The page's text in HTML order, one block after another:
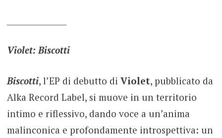
Violet: Biscotti
Biscotti, l’EP di debutto di Violet, pubblicato da
Alka Record Label, si muove in un territorio
intimo e riflessivo, dando voce a un’anima
malinconica e profondamente introspettiva: un